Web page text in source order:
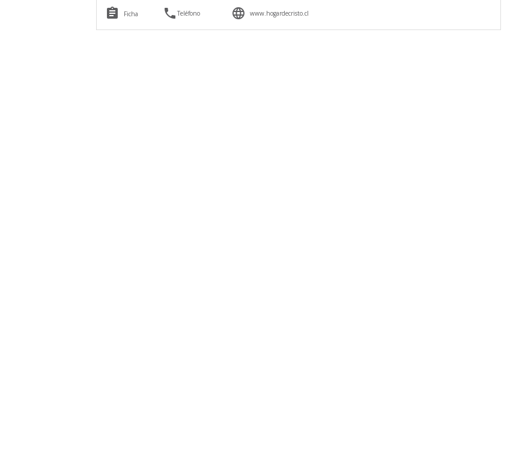
 Ficha Teléfono  www.hogardecristo.cl